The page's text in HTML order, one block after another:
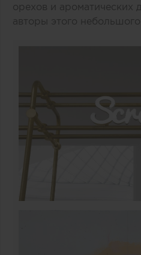
орехов и ароматических
авторы этого небольшого